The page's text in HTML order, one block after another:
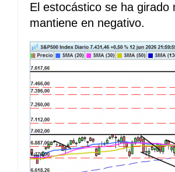
El estocástico se ha
mantiene en negativo.